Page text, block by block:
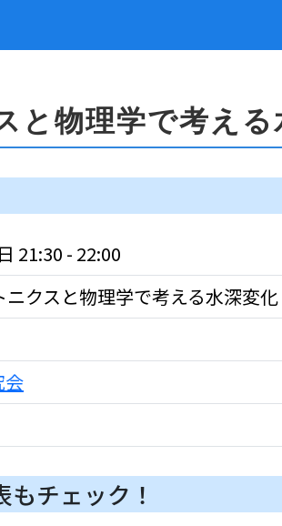
と物理学で考える
21:30 - 22:00
ニクスと物理学で考える水深変化
会
チェック！